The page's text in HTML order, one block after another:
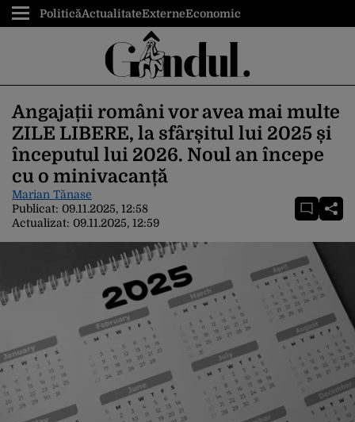
PoliticăActualitateExterneEconomic
Angajații români vor avea mai multe
ZILE LIBERE, la sfârșitul lui 2025 și
începutul lui 2026. Noul an începe
cu o minivacanță
Marian Tănase
Publicat: 09.11.2025, 12:58
Actualizat: 09.11.2025, 12:59